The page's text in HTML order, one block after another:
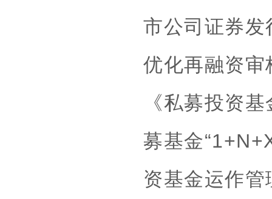
市公司证券
优化再融资
《私募投资
募基金
资基金运作